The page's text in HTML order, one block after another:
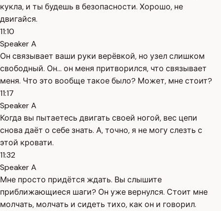
кукла, и ты будешь в безопасности. Хорошо, не
двигайся.
11:10
Speaker A
Он связывает ваши руки верёвкой, но узел слишком
свободный. Он... он меня притворился, что связывает
меня. Что это вообще такое было? Может, мне стоит?
11:17
Speaker A
Когда вы пытаетесь двигать своей ногой, вес цепи
снова даёт о себе знать. А, точно, я не могу слезть с
этой кровати.
11:32
Speaker A
Мне просто придётся ждать. Вы слышите
приближающиеся шаги? Он уже вернулся. Стоит мне
молчать, молчать и сидеть тихо, как он и говорил.